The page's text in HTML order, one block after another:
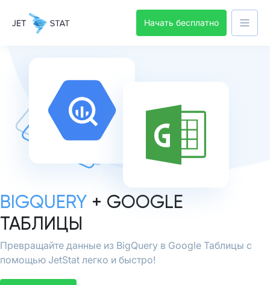
Начать бесплатно
BIGQUERY + GOOGLE
ТАБЛИЦЫ
Превращайте данные из BigQuery в Google Таблицы с
помощью JetStat легко и быстро!